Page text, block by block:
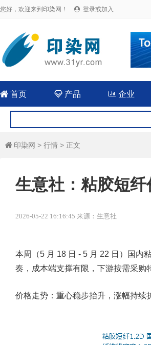
您好，欢迎来到印染网！  登录或加入
 首页 产品  企业
 印染网 > 行情 > 正文
生意社：粘胶短
2026-05-22 16:16:45 来源：生意社
本周（5 月 18 日 - 5 月 22 日）国内
奏，成本端支撑有限，下游按需采购
价格走势：重心稳步抬升，涨幅持续